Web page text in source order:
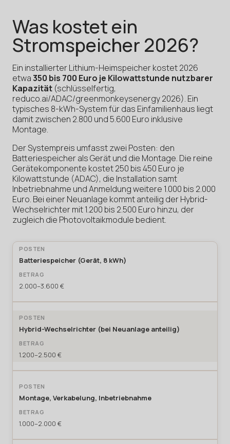
Was kostet ein
Stromspeicher 2026?
Ein installierter Lithium-Heimspeicher kostet 2026
etwa350 bis 700 Euro je Kilowattstunde nutzbarer
Kapazität (schlüsselfertig,
reduco.ai/ADAC/greenmonkeysenergy 2026). Ein
typisches 8-kWh-System für das Einfamilienhaus liegt
damit zwischen 2.800 und 5.600 Euro inklusive
Montage.
Der Systempreis umfasst zwei Posten: den
Batteriespeicher als Gerät und die Montage. Die reine
Gerätekomponente kostet 250 bis 450 Euro je
Kilowattstunde (ADAC), die Installation samt
Inbetriebnahme und Anmeldung weitere 1.000 bis 2.000
Euro. Bei einer Neuanlage kommt anteilig der Hybrid-
Wechselrichter mit 1.200 bis 2.500 Euro hinzu, der
zugleich die Photovoltaikmodule bedient.
Batteriespeicher (Gerät, 8 kWh)
2.000–3.600 €
Hybrid-Wechselrichter (bei Neuanlage anteilig)
1.200–2.500 €
Montage, Verkabelung, Inbetriebnahme
1.000–2.000 €